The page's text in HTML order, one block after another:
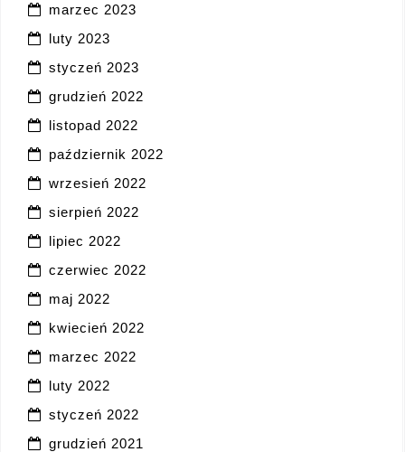
marzec 2023
luty 2023
styczeń 2023
grudzień 2022
listopad 2022
październik 2022
wrzesień 2022
sierpień 2022
lipiec 2022
czerwiec 2022
maj 2022
kwiecień 2022
marzec 2022
luty 2022
styczeń 2022
grudzień 2021